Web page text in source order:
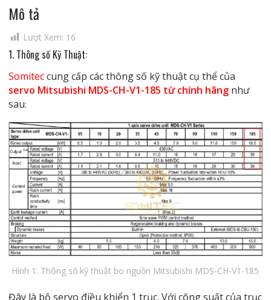
Mô tả
Lượt Xem: 16
1. Thông số Kỹ Thuật:
Somiteccung cấp các thông số kỹ thuật cụ thể của
servo Mitsubishi MDS-CH-V1-185 từ chính hãngnhư
sau:
Hình 1: Thông số kỹ thuật bo nguồn Mitsubishi MDS-CH-V1-185
Đây là bộ servo điều khiển 1 trục. Với công suất của trục